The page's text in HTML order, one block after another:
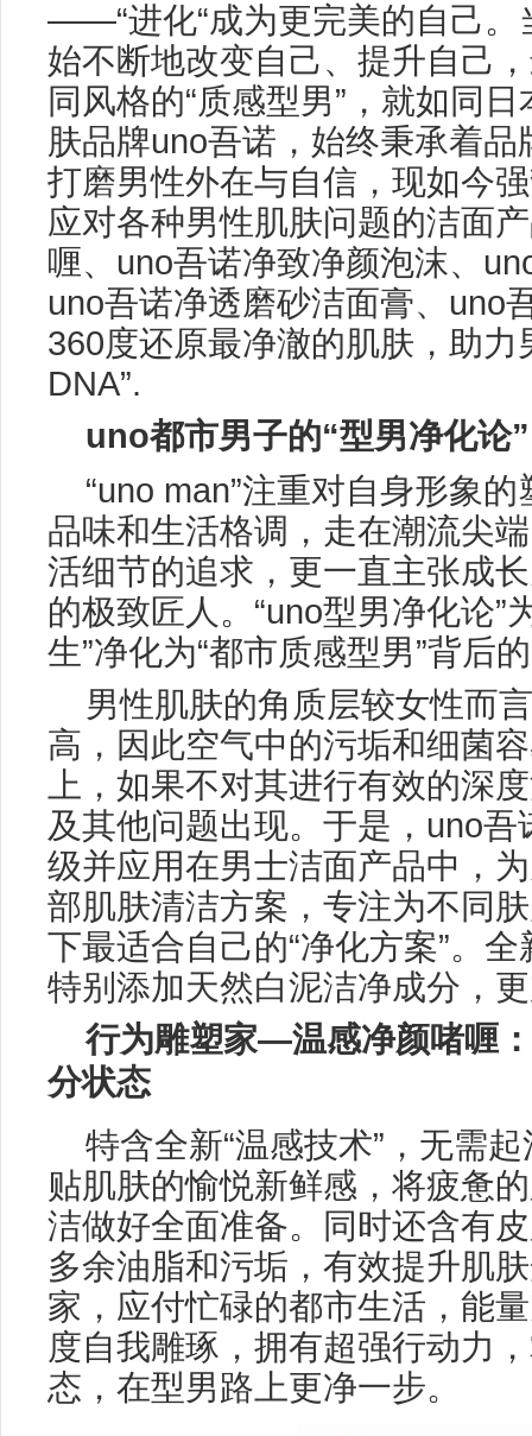
——“进化“成为更完美的自己。
始不断地改变自己、提升自己
同风格的“质感型男”，就如同
肤品牌uno吾诺，始终秉承着
打磨男性外在与自信，现如今
应对各种男性肌肤问题的洁面
喱、uno吾诺净致净颜泡沫、
uno吾诺净透磨砂洁面膏、uno
360度还原最净澈的肌肤，助力
DNA”.
uno都市男子的“型男净化论”
“uno man”注重对自身形象
品味和生活格调，走在潮流尖
活细节的追求，更一直主张成
的极致匠人。“uno型男净化论”
生”净化为“都市质感型男”背后
男性肌肤的角质层较女性而
高，因此空气中的污垢和细菌
上，如果不对其进行有效的深
及其他问题出现。于是，uno
级并应用在男士洁面产品中，
部肌肤清洁方案，专注为不同
下最适合自己的“净化方案”。
特别添加天然白泥洁净成分，
行为雕塑家—温感净颜啫喱
分状态
特含全新“温感技术”，无需
贴肌肤的愉悦新鲜感，将疲惫
洁做好全面准备。同时还含有
多余油脂和污垢，有效提升肌
家，应付忙碌的都市生活，能
度自我雕琢，拥有超强行动力
态，在型男路上更净一步。